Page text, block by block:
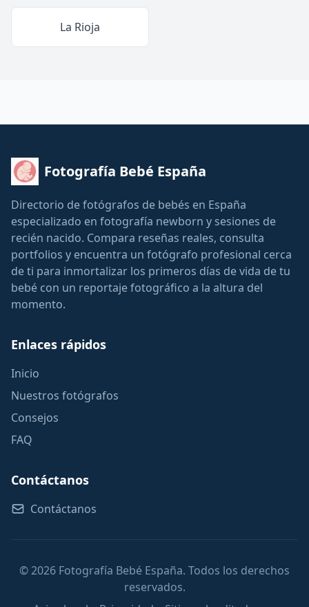
La Rioja
Fotografía Bebé España
Directorio de fotógrafos de bebés en España
especializado en fotografía newborn y sesiones de
recién nacido. Compara reseñas reales, consulta
portfolios y encuentra un fotógrafo profesional cerca
de ti para inmortalizar los primeros días de vida de tu
bebé con un reportaje fotográfico a la altura del
momento.
Enlaces rápidos
Inicio
Nuestros fotógrafos
Consejos
FAQ
Contáctanos
Contáctanos
© 2026 Fotografía Bebé España. Todos los derechos
reservados.